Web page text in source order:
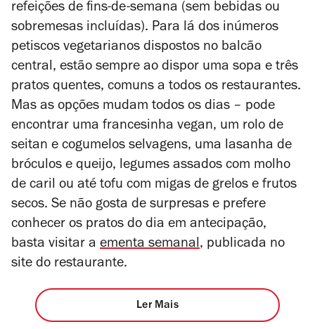
refeições de fins-de-semana (sem bebidas ou
sobremesas incluídas). Para lá dos inúmeros
petiscos vegetarianos dispostos no balcão
central, estão sempre ao dispor uma sopa e três
pratos quentes, comuns a todos os restaurantes.
Mas as opções mudam todos os dias – pode
encontrar uma francesinha vegan, um rolo de
seitan e cogumelos selvagens, uma lasanha de
bróculos e queijo, legumes assados com molho
de caril ou até tofu com migas de grelos e frutos
secos. Se não gosta de surpresas e prefere
conhecer os pratos do dia em antecipação,
basta visitar a ementa semanal, publicada no
site do restaurante.
Ler Mais